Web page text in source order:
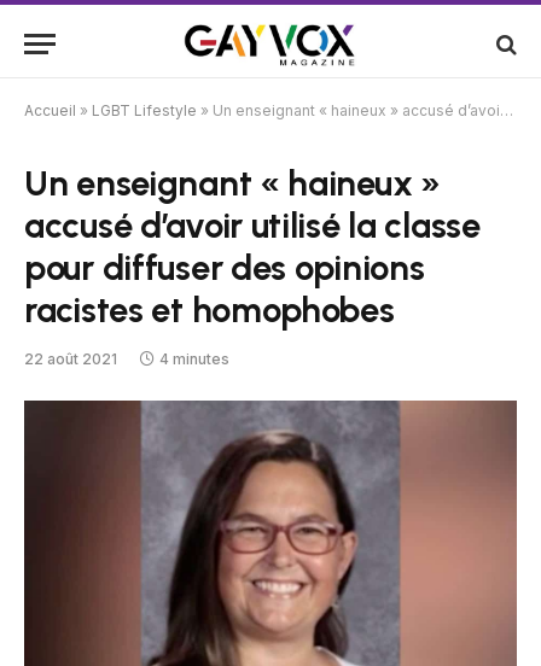
Accueil » LGBT Lifestyle » Un enseignant « haineux » accusé d’avoir utilisé la classe pour diffuser des opinions racistes et homophobes
Un enseignant « haineux »
accusé d’avoir utilisé la classe
pour diffuser des opinions
racistes et homophobes
22 août 2021 4 minutes